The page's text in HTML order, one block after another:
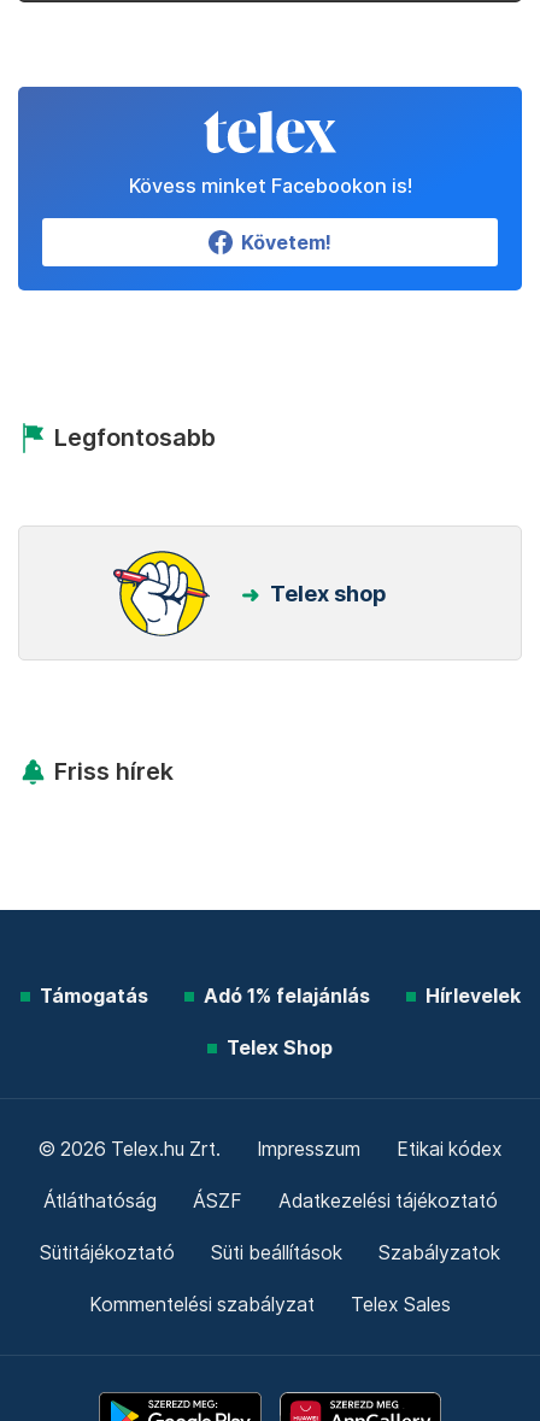
Kövess minket Facebookon is!
Követem!
Legfontosabb
Telex shop
Friss hírek
Támogatás Adó 1% felajánlás Hírlevelek
Telex Shop
© 2026 Telex.hu Zrt. Impresszum Etikai kódex
Átláthatóság ÁSZF Adatkezelési tájékoztató
Sütitájékoztató Süti beállítások Szabályzatok
Kommentelési szabályzat Telex Sales